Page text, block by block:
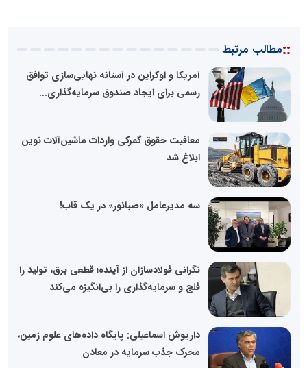
::مطالب مرتبط
آمریکا و اوکراین در آستانه نهایی‌سازی توافق
رسمی برای ایجاد صندوق سرمایه‌گذاری...
معافیت حقوق گمرکی واردات ماشین‌آلات نوین
ابلاغ شد
سه مدیرعامل «صبانور» در یک قاب!
نگرانی فولادسازان از آینده؛ قطعی برق، تولید را
فلج و سرمایه‌گذاری را بی‌انگیزه می‌کند
داریوش اسماعیلی: پایگاه داده‌های علوم زمین،
محرک جذب سرمایه در معادن